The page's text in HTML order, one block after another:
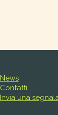
News
Contatti
Invia una